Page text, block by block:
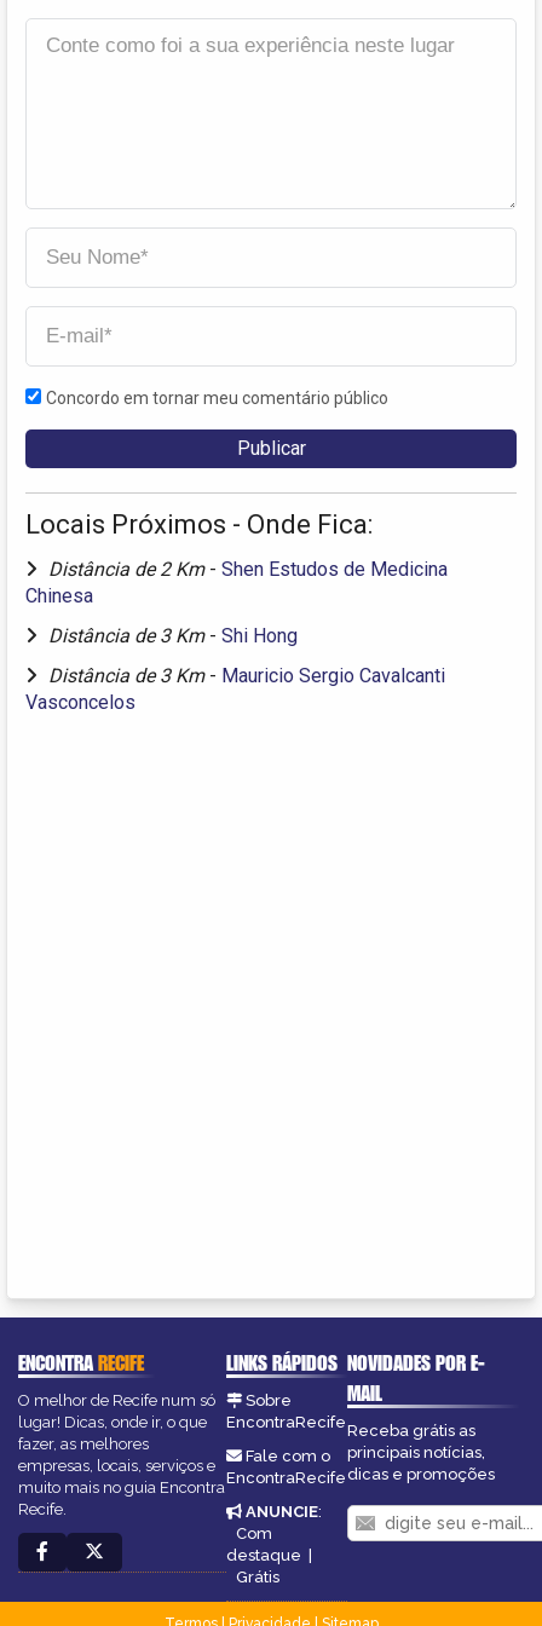
Concordo em tornar meu comentário público
Locais Próximos - Onde Fica:
Distância de 2 Km - Shen Estudos de Medicina
Chinesa
Distância de 3 Km - Shi Hong
Distância de 3 Km - Mauricio Sergio Cavalcanti
Vasconcelos
ENCONTRARECIFE
O melhor de Recife num só
lugar! Dicas, onde ir, o que
fazer, as melhores
empresas, locais, serviços e
muito mais no guia Encontra
Recife.
LINKS RÁPIDOS
Sobre
EncontraRecife
Fale com o
EncontraRecife
ANUNCIE:
Com
destaque |
Grátis
NOVIDADES POR E-
MAIL
Receba grátis as
principais notícias,
dicas e promoções